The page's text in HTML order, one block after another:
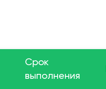
Срок
выполнения